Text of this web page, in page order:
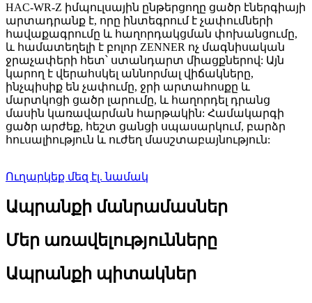
HAC-WR-Z իմպուլսային ընթերցողը ցածր էներգիայի
արտադրանք է, որը ինտեգրում է չափումների
հավաքագրումը և հաղորդակցման փոխանցումը,
և համատեղելի է բոլոր ZENNER ոչ մագնիսական
ջրաչափերի հետ՝ ստանդարտ միացքներով: Այն
կարող է վերահսկել աննորմալ վիճակները,
ինչպիսիք են չափումը, ջրի արտահոսքը և
մարտկոցի ցածր լարումը, և հաղորդել դրանց
մասին կառավարման հարթակին: Համակարգի
ցածր արժեք, հեշտ ցանցի սպասարկում, բարձր
հուսալիություն և ուժեղ մասշտաբայնություն:
Ուղարկեք մեզ էլ. նամակ
Ապրանքի մանրամասներ
Մեր առավելությունները
Ապրանքի պիտակներ